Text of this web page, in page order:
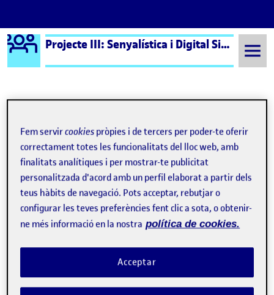
Saltar al contingut
Logo Ágora Projecte III: Senyalística i Digital Signage – Aula 2
Lliurament de l'activitat
PAC3
Publicat perPAC 3 · Formalització del sistema
Publicat per
Laia Pérez i Sánchez
Lliurament de l'activitat PAC3 …
Fem servircookies pròpies i de tercers per poder-te oferir
correctament totes les funcionalitats del lloc web, amb
finalitats analítiques i per mostrar-te publicitat
personalitzada d'acord amb un perfil elaborat a partir dels
teus hàbits de navegació. Pots acceptar, rebutjar o
configurar les teves preferències fent clic a sota, o obtenir-
ne més informació en la nostra política de cookies.
Acceptar